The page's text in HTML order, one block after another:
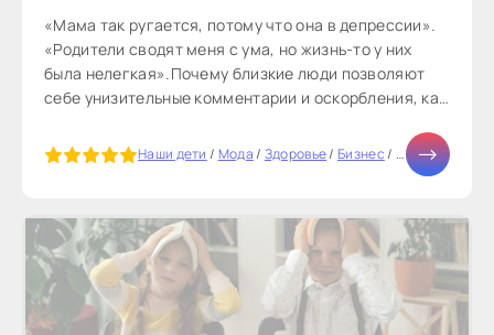
«Мама так ругается, потому что она в депрессии».
«Родители сводят меня с ума, но жизнь-то у них
была нелегкая».Почему близкие люди позволяют
себе унизительные комментарии и оскорбления, как
Наши дети / Мода/ Здоровье/Бизнес/ Тесты онлайн